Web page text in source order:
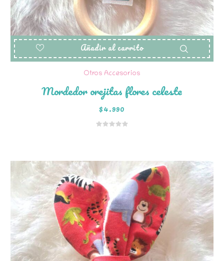
Añadir al carrito
Otros Accesorios
Mordedor orejitas flores celeste
$4.990